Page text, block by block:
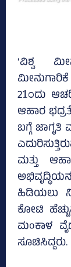
‘ವಿಶ್ವ
21ಂದು
ಆಹಾರ
ಬಗ್ಗೆ
ಮತ್ತು
ಹಿಡಿಯಲು
ಕೋಟಿ
ಮಂಕಾಳ
ಸೂಚಿಸಿದ್ದರು.